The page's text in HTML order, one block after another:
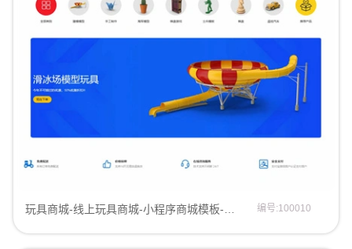
编号:100010